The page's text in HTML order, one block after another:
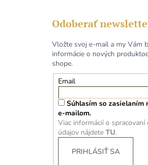
Odoberať
Vložte svoj e-mail a my Vám
informácie o nových
shope.
Email
Súhlasím so zasielaním
e-mailom.
Viac informácií o spracovaní
údajov nájdete TU.
PRIHLÁSIŤ SA